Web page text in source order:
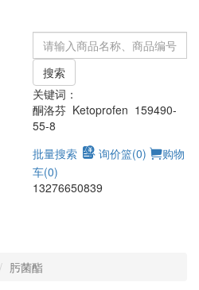
搜索
关键词：
酮洛芬 Ketoprofen 159490-
55-8
批量搜索
询价篮(0)
购物
车(0)
13276650839
肟菌酯